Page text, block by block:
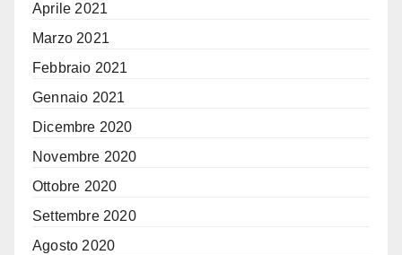
Aprile 2021
Marzo 2021
Febbraio 2021
Gennaio 2021
Dicembre 2020
Novembre 2020
Ottobre 2020
Settembre 2020
Agosto 2020